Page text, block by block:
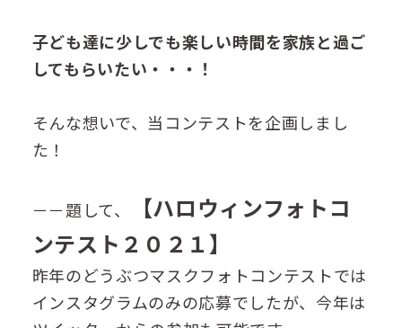
子ども達に少しでも楽しい時間を家族と過ご
してもらいたい・・・！
そんな想いで、当コンテストを企画しまし
た！
－－題して、
【ハロウィンフォトコ
ンテスト２０２１】
昨年のどうぶつマスクフォトコンテストでは
インスタグラムのみの応募でしたが、今年は